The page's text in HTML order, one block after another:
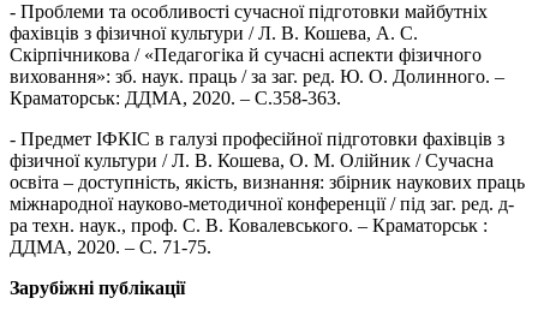
- Проблеми та особливості сучасної підготовки майбутніх
фахівців з фізичної культури / Л. В. Кошева, А. С.
Скірпічникова / «Педагогіка й сучасні аспекти фізичного
виховання»: зб. наук. праць / за заг. ред. Ю. О. Долинного. –
Краматорськ: ДДМА, 2020. – С.358-363.
- Предмет ІФКІС в галузі професійної підготовки фахівців з
фізичної культури / Л. В. Кошева, О. М. Олійник / Сучасна
освіта – доступність, якість, визнання: збірник наукових праць
міжнародної науково-методичної конференції / під заг. ред. д-
ра техн. наук., проф. С. В. Ковалевського. – Краматорськ :
ДДМА, 2020. – С. 71-75.
Зарубіжні публікації